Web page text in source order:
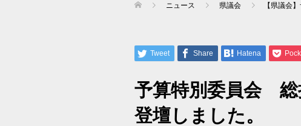
ニュース 県議会 【県議会
Tweet Share Hatena
予算特別委員会 総
登壇しました。